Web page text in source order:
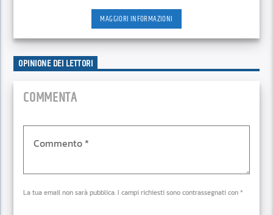
MAGGIORI INFORMAZIONI
OPINIONE DEI LETTORI
COMMENTA
La tua email non sarà pubblica. I campi richiesti sono contrassegnati con *